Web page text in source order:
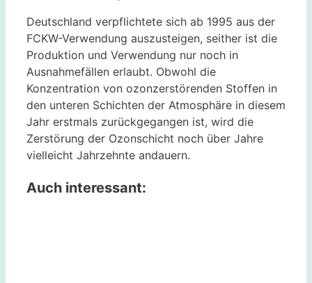
Deutschland verpflichtete sich ab 1995 aus der
FCKW-Verwendung auszusteigen, seither ist die
Produktion und Verwendung nur noch in
Ausnahmefällen erlaubt. Obwohl die
Konzentration von ozonzerstörenden Stoffen in
den unteren Schichten der Atmosphäre in diesem
Jahr erstmals zurückgegangen ist, wird die
Zerstörung der Ozonschicht noch über Jahre
vielleicht Jahrzehnte andauern.
Auch interessant: